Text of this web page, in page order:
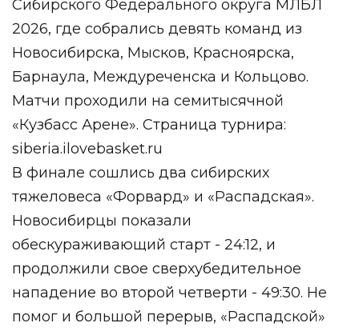
Сибирского Федерального округа МЛБЛ
2026, где собрались девять команд из
Новосибирска, Мысков, Красноярска,
Барнаула, Междуреченска и Кольцово.
Матчи проходили на семитысячной
«Кузбасс Арене». Страница турнира:
siberia.ilovebasket.ru
В финале сошлись два сибирских
тяжеловеса «Форвард» и «Распадская».
Новосибирцы показали
обескураживающий старт - 24:12, и
продолжили свое сверхубедительное
нападение во второй четверти - 49:30. Не
помог и большой перерыв, «Распадской»